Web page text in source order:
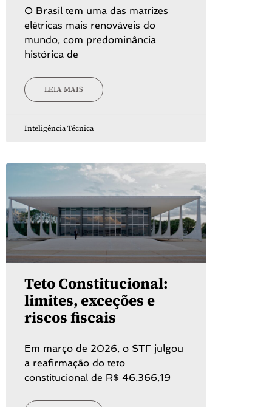
O Brasil tem uma das matrizes
elétricas mais renováveis do
mundo, com predominância
histórica de
LEIA MAIS
Inteligência Técnica
Teto Constitucional:
limites, exceções e
riscos fiscais
Em março de 2026, o STF julgou
a reafirmação do teto
constitucional de R$ 46.366,19